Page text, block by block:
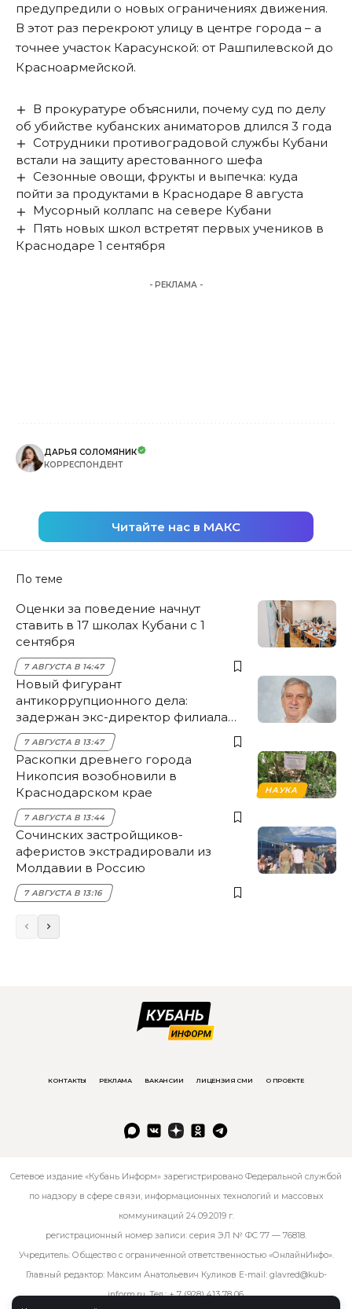
предупредили о новых ограничениях движения.
В этот раз перекроют улицу в центре города – а
точнее участок Карасунской: от Рашпилевской до
Красноармейской.
В прокуратуре объяснили, почему суд по делу
об убийстве кубанских аниматоров длился 3 года
Сотрудники противоградовой службы Кубани
встали на защиту арестованного шефа
Сезонные овощи, фрукты и выпечка: куда
пойти за продуктами в Краснодаре 8 августа
Мусорный коллапс на севере Кубани
Пять новых школ встретят первых учеников в
Краснодаре 1 сентября
- РЕКЛАМА -
ДАРЬЯ СОЛОМЯНИК
КОРРЕСПОНДЕНТ
Читайте нас в МАКС
По теме
Оценки за поведение начнут
ставить в 17 школах Кубани с 1
сентября
7 АВГУСТА В 14:47
Новый фигурант
антикоррупционного дела:
задержан экс-директор филиала
НЭСК Крымска
7 АВГУСТА В 13:47
НАУКА
Раскопки древнего города
Никопсия возобновили в
Краснодарском крае
7 АВГУСТА В 13:44
Сочинских застройщиков-
аферистов экстрадировали из
Молдавии в Россию
7 АВГУСТА В 13:16
КОНТАКТЫ РЕКЛАМА ВАКАНСИИ ЛИЦЕНЗИЯ СМИ О ПРОЕКТЕ
Сетевое издание «Кубань Информ» зарегистрировано Федеральной службой
по надзору в сфере связи, информационных технологий и массовых
коммуникаций 24.09.2019 г.
регистрационный номер записи: серия ЭЛ № ФС 77 — 76818.
Учредитель: Общество с ограниченной ответственностью «ОнлайнИнфо».
Главный редактор: Максим Анатольевич Куликов E-mail: glavred@kub-
inform.ru. Тел.:+ 7 (928) 413 78 06.